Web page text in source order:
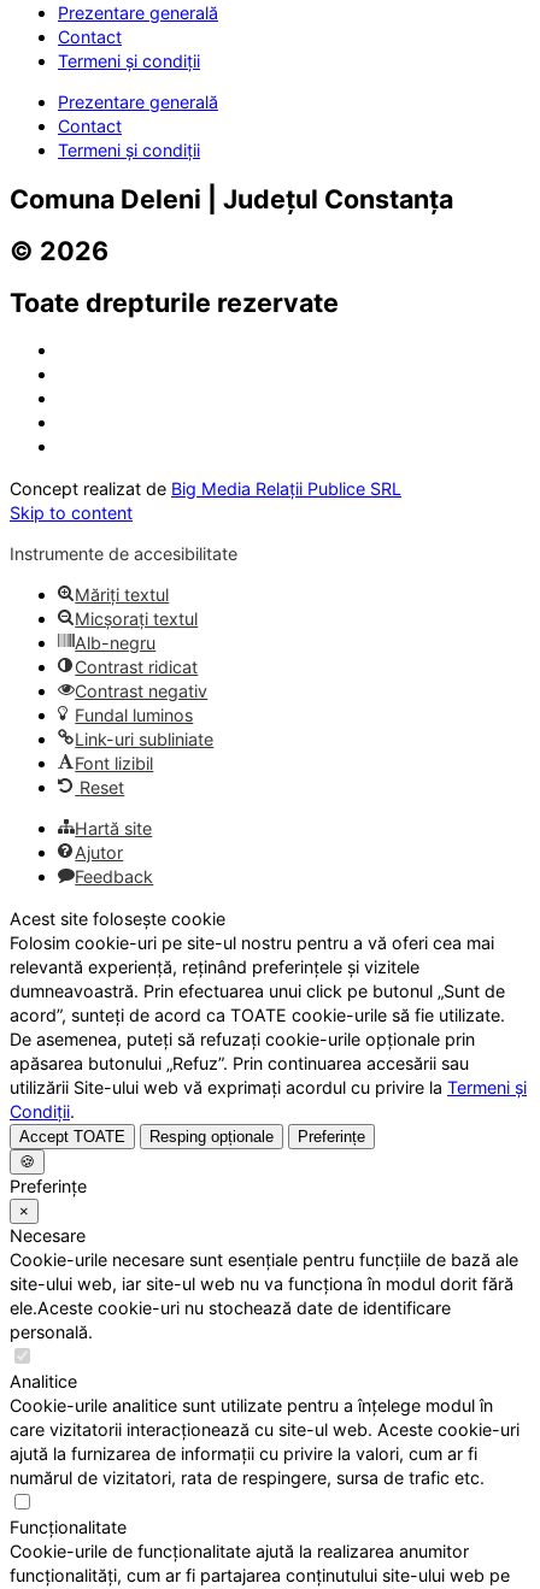
Prezentare generală
Contact
Termeni și condiții
Prezentare generală
Contact
Termeni și condiții
Comuna Deleni | Județul Constanța
© 2026
Toate drepturile rezervate
Concept realizat de Big Media Relații Publice SRL
Skip to content
Instrumente de accesibilitate
Măriți textul
Micșorați textul
Alb-negru
Contrast ridicat
Contrast negativ
Fundal luminos
Link-uri subliniate
Font lizibil
Reset
Hartă site
Ajutor
Feedback
Acest site folosește cookie
Folosim cookie-uri pe site-ul nostru pentru a vă oferi cea mai
relevantă experiență, reținând preferințele și vizitele
dumneavoastră. Prin efectuarea unui click pe butonul „Sunt de
acord”, sunteți de acord ca TOATE cookie-urile să fie utilizate.
De asemenea, puteți să refuzați cookie-urile opționale prin
apăsarea butonului „Refuz”. Prin continuarea accesării sau
utilizării Site-ului web vă exprimați acordul cu privire la Termeni și
Condiții.
Accept TOATE Resping opționale
Preferințe
🍪
Preferințe
×
Necesare
Cookie-urile necesare sunt esențiale pentru funcțiile de bază ale
site-ului web, iar site-ul web nu va funcționa în modul dorit fără
ele.Aceste cookie-uri nu stochează date de identificare
personală.
Analitice
Cookie-urile analitice sunt utilizate pentru a înțelege modul în
care vizitatorii interacționează cu site-ul web. Aceste cookie-uri
ajută la furnizarea de informații cu privire la valori, cum ar fi
numărul de vizitatori, rata de respingere, sursa de trafic etc.
Funcționalitate
Cookie-urile de funcționalitate ajută la realizarea anumitor
funcționalități, cum ar fi partajarea conținutului site-ului web pe